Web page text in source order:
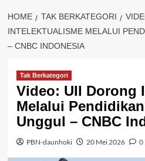
HOME TAK BERKATEGORI
INTELEKTUALISME MELALUI
– CNBC INDONESIA
Tak Berkategori
Video: UII Dorong
Melalui
Unggul – CNBC
PBN-daunhoki 20 Mei 2026 0